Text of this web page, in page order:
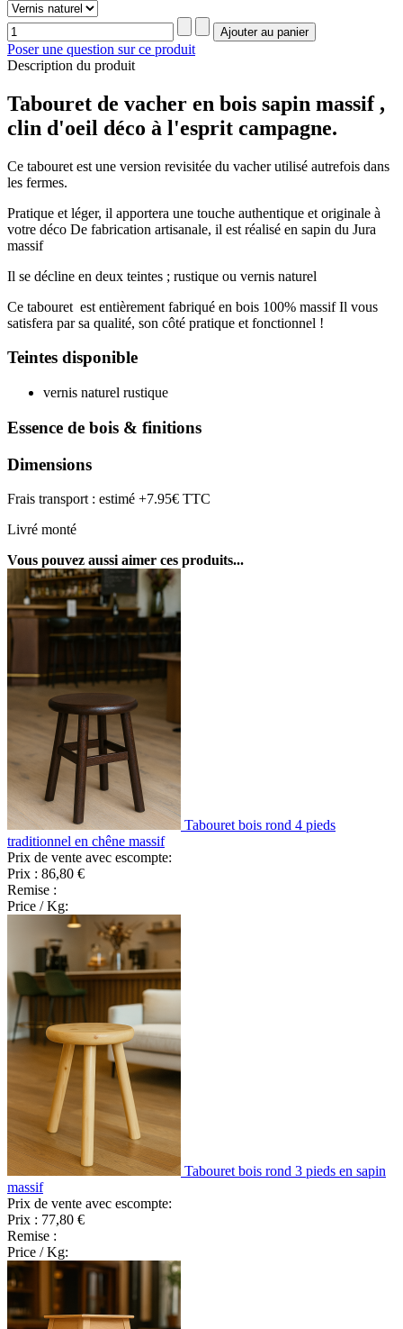
Poser une question sur ce produit
Description du produit
Tabouret de vacher en bois sapin massif ,
clin d'oeil déco à l'esprit campagne.
Ce tabouret est une version revisitée du vacher utilisé autrefois dans
les fermes.
Pratique et léger, il apportera une touche authentique et originale à
votre déco De fabrication artisanale, il est réalisé en sapin du Jura
massif
Il se décline en deux teintes ; rustique ou vernis naturel
Ce tabouret est entièrement fabriqué en bois 100% massif Il vous
satisfera par sa qualité, son côté pratique et fonctionnel !
Teintes disponible
vernis naturel rustique
Essence de bois & finitions
Dimensions
Frais transport : estimé +7.95€ TTC
Livré monté
Vous pouvez aussi aimer ces produits...
Tabouret bois rond 4 pieds
traditionnel en chêne massif
Prix de vente avec escompte:
Prix : 86,80 €
Remise :
Price / Kg:
Tabouret bois rond 3 pieds en sapin
massif
Prix de vente avec escompte:
Prix : 77,80 €
Remise :
Price / Kg: